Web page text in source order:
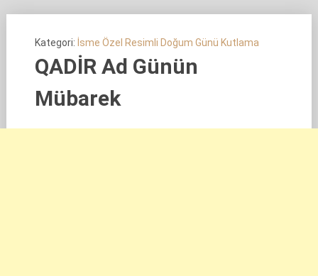
Kategori: İsme Özel Resimli Doğum Günü Kutlama
QADİR Ad Günün
Mübarek